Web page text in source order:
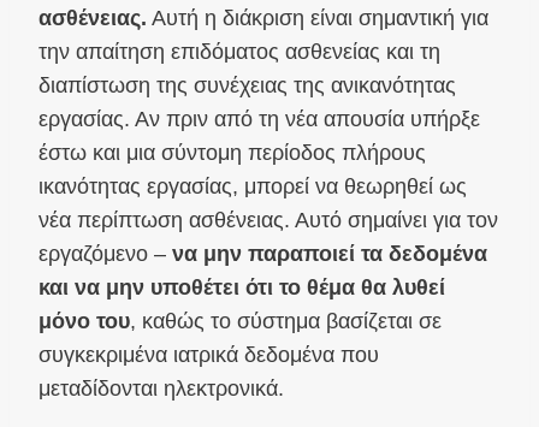
ασθένειας. Αυτή η διάκριση είναι σημαντική για
την απαίτηση επιδόματος ασθενείας και τη
διαπίστωση της συνέχειας της ανικανότητας
εργασίας. Αν πριν από τη νέα απουσία υπήρξε
έστω και μια σύντομη περίοδος πλήρους
ικανότητας εργασίας, μπορεί να θεωρηθεί ως
νέα περίπτωση ασθένειας. Αυτό σημαίνει για τον
εργαζόμενο – να μην παραποιεί τα δεδομένα
και να μην υποθέτει ότι το θέμα θα λυθεί
μόνο του, καθώς το σύστημα βασίζεται σε
συγκεκριμένα ιατρικά δεδομένα που
μεταδίδονται ηλεκτρονικά.